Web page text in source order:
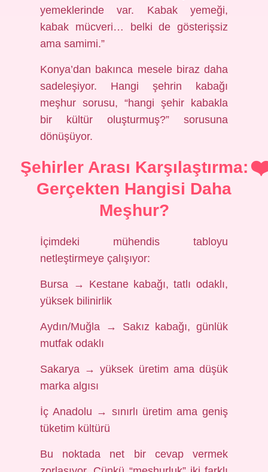
yemeklerinde var. Kabak yemeği,
kabak mücveri… belki de gösterişsiz
ama samimi.”
Konya’dan bakınca mesele biraz daha
sadeleşiyor. Hangi şehrin kabağı
meşhur sorusu, “hangi şehir kabakla
bir kültür oluşturmuş?” sorusuna
dönüşüyor.
Şehirler Arası Karşılaştırma:
Gerçekten Hangisi Daha
Meşhur?
İçimdeki mühendis tabloyu
netleştirmeye çalışıyor:
Bursa → Kestane kabağı, tatlı odaklı,
yüksek bilinirlik
Aydın/Muğla → Sakız kabağı, günlük
mutfak odaklı
Sakarya → yüksek üretim ama düşük
marka algısı
İç Anadolu → sınırlı üretim ama geniş
tüketim kültürü
Bu noktada net bir cevap vermek